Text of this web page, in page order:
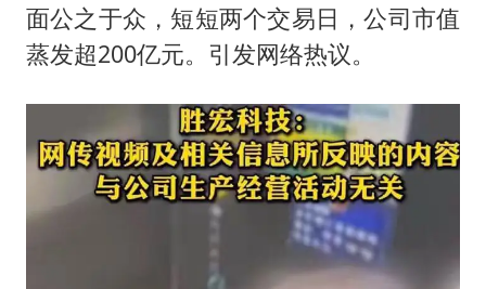
面公之于众，短短两个交易日，公司市值
蒸发超200亿元。引发网络热议。